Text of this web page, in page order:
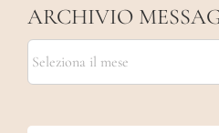
ARCHIVIO
ARCHIVIO
MESSAGGI